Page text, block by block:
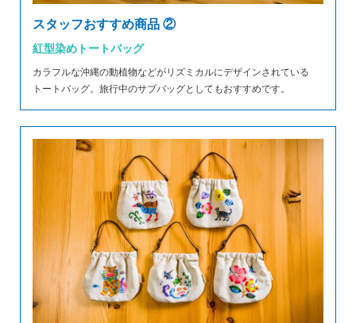
スタッフおすすめ商品 ②
紅型染めトートバッグ
カラフルな沖縄の動植物などがリズミカルにデザインされている
トートバッグ。旅行中のサブバッグとしてもおすすめです。